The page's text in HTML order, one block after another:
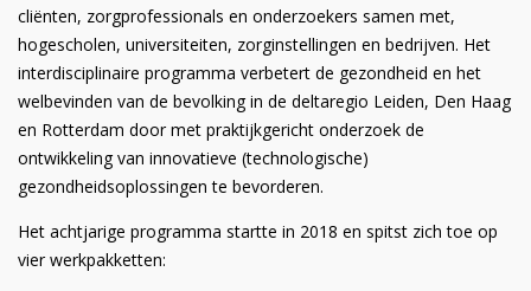
cliënten, zorgprofessionals en onderzoekers samen met,
hogescholen, universiteiten, zorginstellingen en bedrijven. Het
interdisciplinaire programma verbetert de gezondheid en het
welbevinden van de bevolking in de deltaregio Leiden, Den Haag
en Rotterdam door met praktijkgericht onderzoek de
ontwikkeling van innovatieve (technologische)
gezondheidsoplossingen te bevorderen.
Het achtjarige programma startte in 2018 en spitst zich toe op
vier werkpakketten: